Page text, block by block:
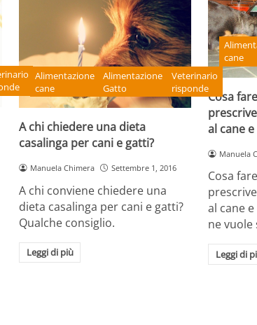
Alimentazione
cane
Alimentazione
Gatto
Veterinario
risponde
A chi chiedere una dieta
casalinga per cani e gatti?
Manuela Chimera Settembre 1, 2016
A chi conviene chiedere una
dieta casalinga per cani e gatti?
Qualche consiglio.
Leggi di più
cane
Cosa
al cane
Manuela
Cosa
al cane
ne vuole
Leggi di